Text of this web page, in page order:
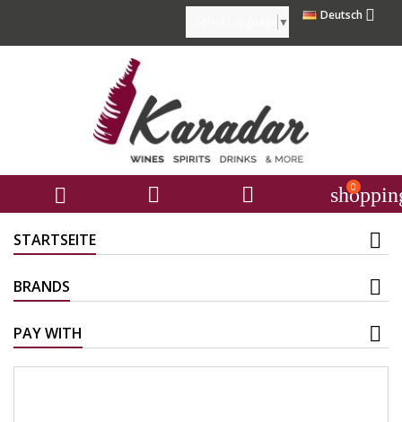
Deutsch 
▼
   0
STARTSEITE
BRANDS
PAY WITH